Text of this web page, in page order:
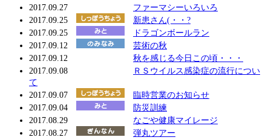
2017.09.27
ファーマシーいろいろ
2017.09.25
新患さん(・・?
2017.09.25
ドラゴンボールラン
2017.09.12
芸術の秋
2017.09.12
秋を感じる今日この頃・・・
2017.09.08
ＲＳウイルス感染症の流行につい
て
2017.09.07
臨時営業のお知らせ
2017.09.04
防災訓練
2017.08.29
なごや健康マイレージ
2017.08.27
弾丸ツアー